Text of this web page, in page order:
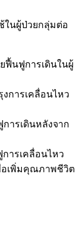
ช้ในผู้ป่วยกลุ่มต่อ
ฟื้นฟูการเดินในผู้
การเคลื่อนไหว
ารเดินหลังจาก
ารเคลื่อนไหว
อเพิ่มคุณภาพชีวิต